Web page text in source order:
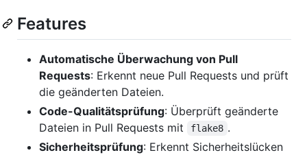
Features
Automatische Überwachung von Pull
Requests: Erkennt neue Pull Requests und prüft
die geänderten Dateien.
Code-Qualitätsprüfung: Überprüft geänderte
Dateien in Pull Requests mit
flake8 .
Sicherheitsprüfung: Erkennt Sicherheitslücken